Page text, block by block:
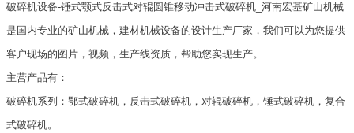
破碎机设备-锤式颚式反击式对辊圆锥移动冲击式破碎机_河南宏基矿山机械
是国内专业的矿山机械，建材机械设备的设计生产厂家，我们可以为您提供
客户现场的图片，视频，生产线资质，帮助您实现生产。
主营产品有：
破碎机系列：鄂式破碎机，反击式破碎机，对辊破碎机，锤式破碎机，复合
式破碎机。